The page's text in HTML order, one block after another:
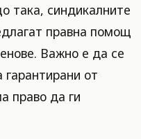
така, синдикалните
правна помощ
Важно е да се
гарантирани от
право да ги